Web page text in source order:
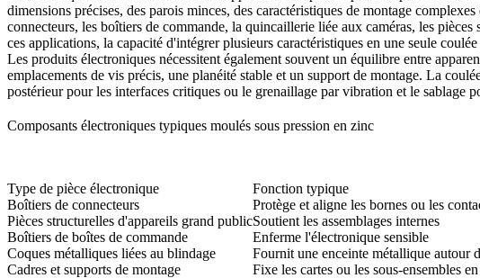
dimensions précises, des parois minces, des caractéristiques de montage
connecteurs, les boîtiers de commande, la quincaillerie liée aux caméras, les
ces applications, la capacité d'intégrer plusieurs caractéristiques en une seule
Les produits électroniques nécessitent également souvent un équilibre entre
emplacements de vis précis, une planéité stable et un support de montage. La
postérieurpour les interfaces critiques ou le grenaillage par vibration et le sablage
Composants électroniques typiques moulés sous pression en zinc
Type de pièce électronique Fonction typique
Boîtiers de connecteurs
Protège et aligne les bornes ou les
Pièces structurelles d'appareils grand publicSoutient les assemblages internes
Boîtiers de boîtes de commande
Enferme l'électronique sensible
Coques métalliques liées au blindage
Fournit une enceinte métallique autour
Cadres et supports de montage
Fixe les cartes ou les sous-ensembles